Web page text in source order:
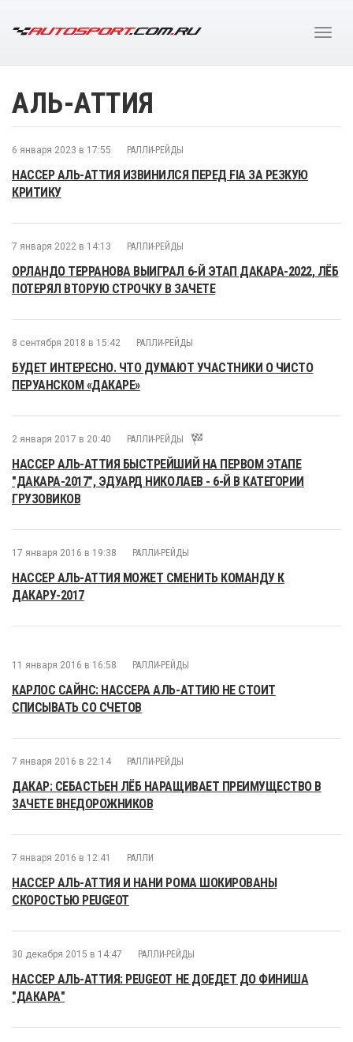
АЛЬ-АТТИЯ
6 января 2023 в 17:55 РАЛЛИ-РЕЙДЫ
НАССЕР АЛЬ-АТТИЯ ИЗВИНИЛСЯ ПЕРЕД FIA ЗА РЕЗКУЮ
КРИТИКУ
7 января 2022 в 14:13 РАЛЛИ-РЕЙДЫ
ОРЛАНДО ТЕРРАНОВА ВЫИГРАЛ 6-Й ЭТАП ДАКАРА-2022, ЛЁБ
ПОТЕРЯЛ ВТОРУЮ СТРОЧКУ В ЗАЧЕТЕ
8 сентября 2018 в 15:42 РАЛЛИ-РЕЙДЫ
БУДЕТ ИНТЕРЕСНО. ЧТО ДУМАЮТ УЧАСТНИКИ О ЧИСТО
ПЕРУАНСКОМ «ДАКАРЕ»
2 января 2017 в 20:40 РАЛЛИ-РЕЙДЫ
НАССЕР АЛЬ-АТТИЯ БЫСТРЕЙШИЙ НА ПЕРВОМ ЭТАПЕ
"ДАКАРА-2017", ЭДУАРД НИКОЛАЕВ - 6-Й В КАТЕГОРИИ
ГРУЗОВИКОВ
17 января 2016 в 19:38 РАЛЛИ-РЕЙДЫ
НАССЕР АЛЬ-АТТИЯ МОЖЕТ СМЕНИТЬ КОМАНДУ К
ДАКАРУ-2017
11 января 2016 в 16:58 РАЛЛИ-РЕЙДЫ
КАРЛОС САЙНС: НАССЕРА АЛЬ-АТТИЮ НЕ СТОИТ
СПИСЫВАТЬ СО СЧЕТОВ
7 января 2016 в 22:14 РАЛЛИ-РЕЙДЫ
ДАКАР: СЕБАСТЬЕН ЛЁБ НАРАЩИВАЕТ ПРЕИМУЩЕСТВО В
ЗАЧЕТЕ ВНЕДОРОЖНИКОВ
7 января 2016 в 12:41 РАЛЛИ
НАССЕР АЛЬ-АТТИЯ И НАНИ РОМА ШОКИРОВАНЫ
СКОРОСТЬЮ PEUGEOT
30 декабря 2015 в 14:47 РАЛЛИ-РЕЙДЫ
НАССЕР АЛЬ-АТТИЯ: PEUGEOT НЕ ДОЕДЕТ ДО ФИНИША
"ДАКАРА"